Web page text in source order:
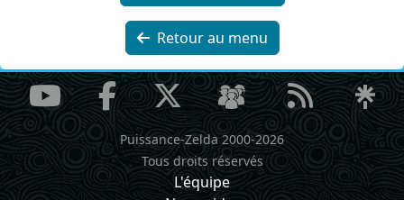
Retour au menu
Puissance-Zelda 2000-2026
Tous droits réservés
L'équipe